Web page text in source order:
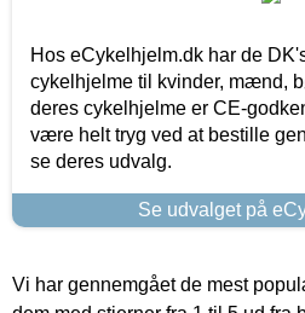
Hos eCykelhjelm.dk har de
cykelhjelme til kvinder, mænd,
deres cykelhjelme er CE-
være helt tryg ved at bestille
se deres udvalg.
Se udvalget på
Vi har gennemgået de mest